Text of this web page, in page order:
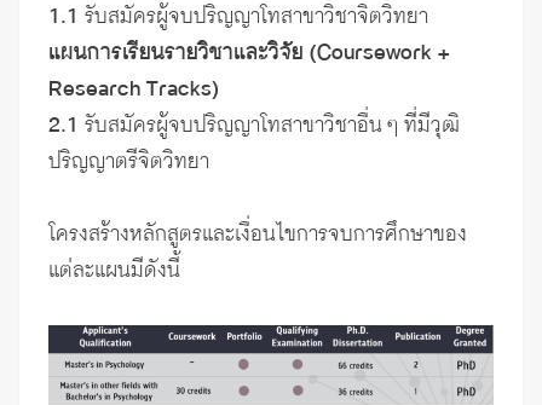
1.1 รับสมัครผู้จบปริญญาโทสาขาวิชาจิตวิทยา
แผนการเรียนรายวิชาและวิจัย (Coursework +
Research Tracks)
2.1 รับสมัครผู้จบปริญญาโทสาขาวิชาอื่น ๆ ที่มีวุฒิ
ปริญญาตรีจิตวิทยา
โครงสร้างหลักสูตรและเงื่อนไขการจบการศึกษาของ
แต่ละแผนมีดังนี้